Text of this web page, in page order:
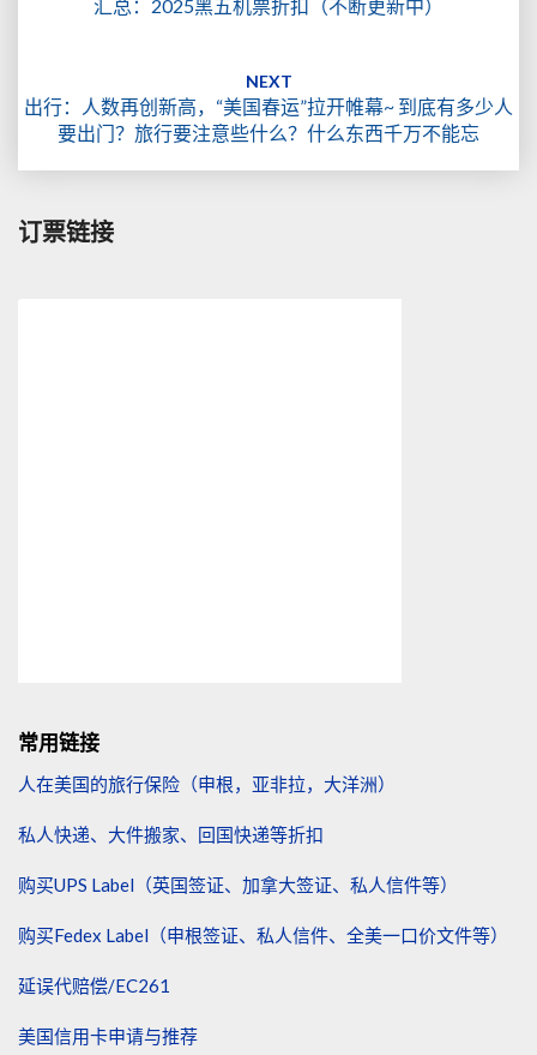
汇总：2025黑五机票折扣（不断更新中）
NEXT
出行：人数再创新高，“美国春运”拉开帷幕~ 到底有多少人
要出门？旅行要注意些什么？什么东西千万不能忘
订票链接
常用链接
人在美国的旅行保险（申根，亚非拉，大洋洲）
私人快递、大件搬家、回国快递等折扣
购买UPS Label（英国签证、加拿大签证、私人信件等）
购买Fedex Label（申根签证、私人信件、全美一口价文件等）
延误代赔偿/EC261
美国信用卡申请与推荐